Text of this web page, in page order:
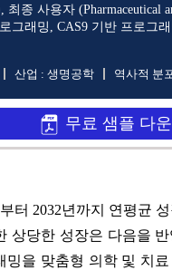
사용자 (Pharmaceutical
래밍, CAS9 기반 프로
산업 : 생명공학 역사적 분
무료 샘플 다
터 2032년까지 연평균
상당한 성장은 다음을
을 맞춤형 의학 및 치료